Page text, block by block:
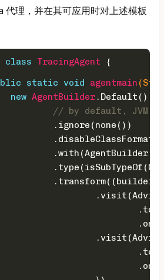
代理，并在其可应用时对上述模板
class TracingAgent {
static void agentmain
new AgentBuilder .Default()
// by default, JVM
.ignore(none())
.transform((builder,
.visit(Advice
.visit(Advice